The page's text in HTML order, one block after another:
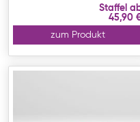
Staffel
45,90
zum Produkt